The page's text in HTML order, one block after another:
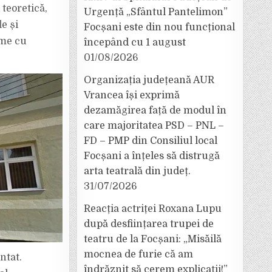
și
cu
Urgență „Sfântul Pantelimon”
Focșani este din nou funcțional
începând cu 1 august
01/08/2026
Organizația județeană AUR
Vrancea își exprimă
dezamăgirea față de modul în
care majoritatea PSD – PNL –
FD – PMP din Consiliul local
Focșani a înțeles să distrugă
arta teatrală din județ.
31/07/2026
Reacția actriței Roxana Lupu
după desființarea trupei de
teatru de la Focșani: „Misăilă
mocnea de furie că am
îndrăznit să cerem explicații!”